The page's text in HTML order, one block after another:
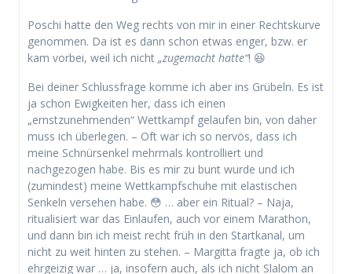
Poschi hatte den Weg rechts von mir in einer Rechtskurve
genommen. Da ist es dann schon etwas enger, bzw. er
kam vorbei, weil ich nicht „zugemacht hatte“! 😆
Bei deiner Schlussfrage komme ich aber ins Grübeln. Es ist
ja schon Ewigkeiten her, dass ich einen
„ernstzunehmenden“ Wettkampf gelaufen bin, von daher
muss ich überlegen. – Oft war ich so nervös, dass ich
meine Schnürsenkel mehrmals kontrolliert und
nachgezogen habe. Bis es mir zu bunt wurde und ich
(zumindest) meine Wettkampfschuhe mit elastischen
Senkeln versehen habe. 😳 … aber ein Ritual? – Naja,
ritualisiert war das Einlaufen, auch vor einem Marathon,
und dann bin ich meist recht früh in den Startkanal, um
nicht zu weit hinten zu stehen. – Margitta fragte ja, ob ich
ehrgeizig war … ja, insofern auch, als ich nicht Slalom an